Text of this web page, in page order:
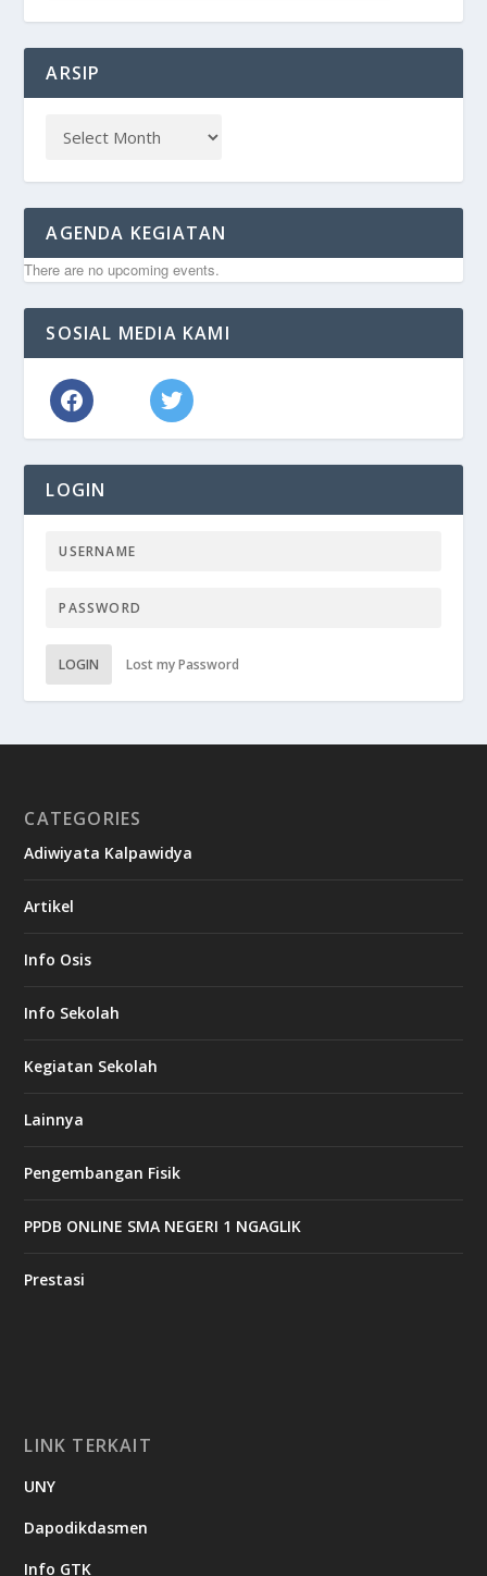
ARSIP
AGENDA KEGIATAN
There are no upcoming events.
SOSIAL MEDIA KAMI
LOGIN
LOGIN Lost my Password
CATEGORIES
Adiwiyata Kalpawidya
Artikel
Info Osis
Info Sekolah
Kegiatan Sekolah
Lainnya
Pengembangan Fisik
PPDB ONLINE SMA NEGERI 1 NGAGLIK
Prestasi
LINK TERKAIT
UNY
Dapodikdasmen
Info GTK